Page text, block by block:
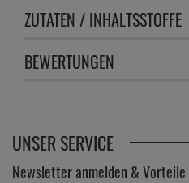
ZUTATEN / INHALTSSTOFFE
BEWERTUNGEN
UNSER SERVICE
Newsletter anmelden &